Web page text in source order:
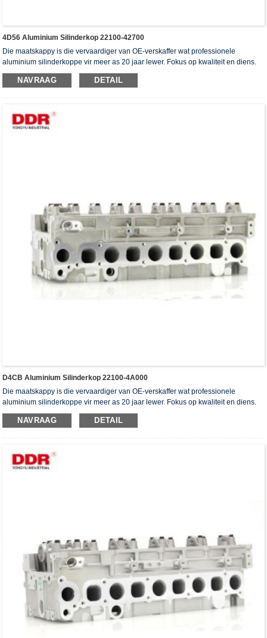
4D56 Aluminium Silinderkop 22100-42700
Die maatskappy is die vervaardiger van OE-verskaffer wat professionele
aluminium silinderkoppe vir meer as 20 jaar lewer. Fokus op kwaliteit en diens.
Die silinderkoppe het die ISO16949-verifikasiesertifikaat, "die hoë verseëling
silinderkop", "die lang lewensduur van die silinderkop" en die ander 5
NAVRAAG DETAIL
D4CB Aluminium Silinderkop 22100-4A000
Die maatskappy is die vervaardiger van OE-verskaffer wat professionele
aluminium silinderkoppe vir meer as 20 jaar lewer. Fokus op kwaliteit en diens.
Die silinderkoppe het die ISO16949-verifikasiesertifikaat, "die hoë verseëling
silinderkop", "die lang lewensduur van die silinderkop" en die ander 5
NAVRAAG DETAIL